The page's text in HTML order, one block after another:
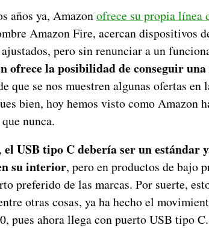
años ya, Amazonofrece su propia línea
Amazon Fire, acercan dispositivos
pero sin renunciar a un
ofrece la posibilidad de conseguir
que se nos muestren algunas ofertas
bien, hoy hemos visto como Amazon
nunca.
el USB tipo C debería ser un estándar
su interior, pero en productos de bajo
preferido de las marcas. Por suerte,
otras cosas, ya ha hecho el
pues ahora llega con puerto USB tipo C.